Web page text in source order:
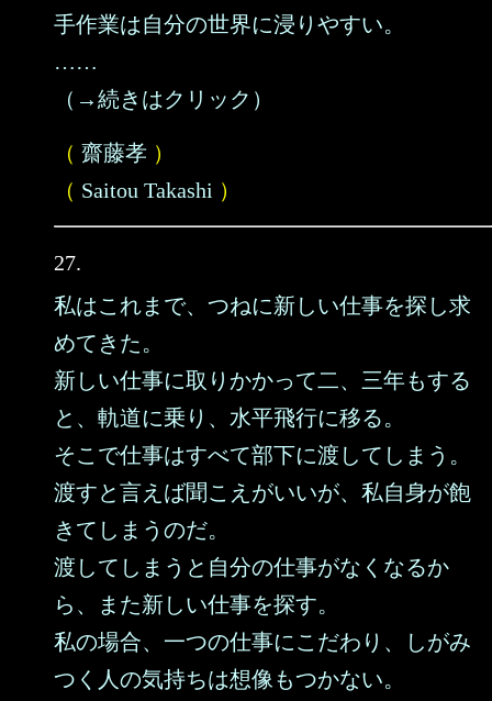
手作業は自分の世界に浸りやすい。
……
（→続きはクリック）
（ 齋藤孝 ）
（ Saitou Takashi ）
27.
私はこれまで、つねに新しい仕事を探し求
めてきた。
新しい仕事に取りかかって二、三年もする
と、軌道に乗り、水平飛行に移る。
そこで仕事はすべて部下に渡してしまう。
渡すと言えば聞こえがいいが、私自身が飽
きてしまうのだ。
渡してしまうと自分の仕事がなくなるか
ら、また新しい仕事を探す。
私の場合、一つの仕事にこだわり、しがみ
つく人の気持ちは想像もつかない。